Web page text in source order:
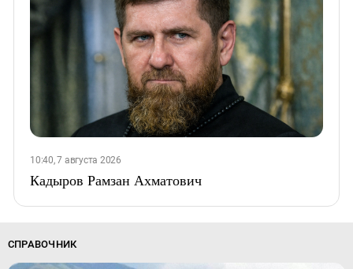
10:40, 7 августа 2026
Кадыров Рамзан Ахматович
СПРАВОЧНИК